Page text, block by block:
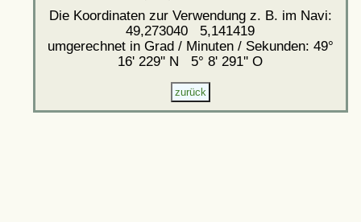
Die Koordinaten zur Verwendung z. B. im Navi:
49,273040 5,141419
umgerechnet in Grad / Minuten / Sekunden: 49°
16' 229'' N 5° 8' 291'' O